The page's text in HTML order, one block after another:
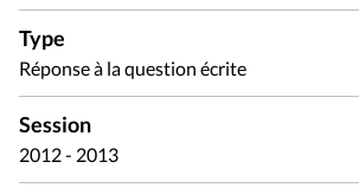
Type
Réponse à la question écrite
Session
2012 - 2013